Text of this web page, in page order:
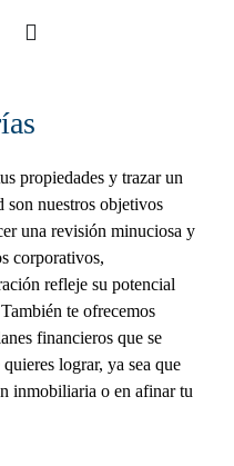
propiedades y trazar un
son nuestros objetivos
una revisión minuciosa y
corporativos,
refleje su potencial
te ofrecemos
financieros que se
lograr, ya sea que
inmobiliaria o en afinar tu